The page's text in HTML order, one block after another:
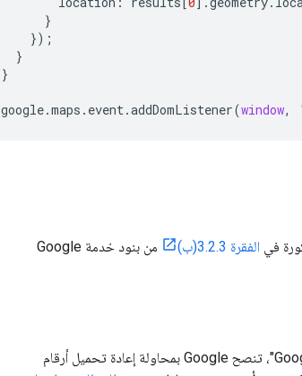
}
});
}
}
google.maps . event.addDomListener(window,
في الفقرة 3.2.3(ب)
من بنود خدمة Google
بما أنّ أرقام تعريف الأماكن قد تتغيّر بسبب التعديلات على قاعدة بيانات "خرائط Google"، تنصح Google بمحاولة إعادة تحميل أرقام